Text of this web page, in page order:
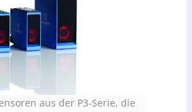
aus der P3-Serie, die